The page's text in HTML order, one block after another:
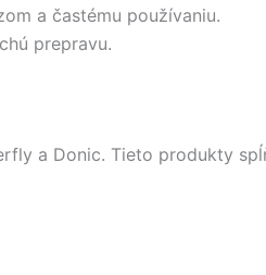
a častému používaniu.
prepravu.
a Donic. Tieto produkty